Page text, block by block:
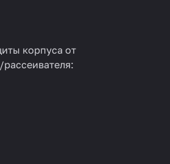
корпуса от